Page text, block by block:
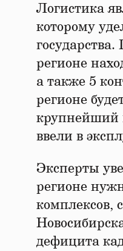
Логистика
которому
регионе
а также 5
регионе
крупнейший
ввели в
Эксперты
регионе
комплексов,
дефицита